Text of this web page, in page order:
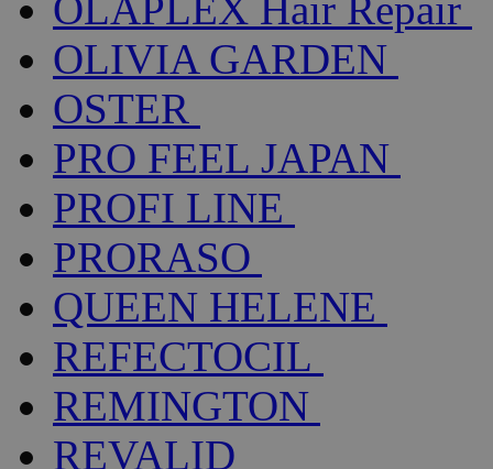
OLIVIA GARDEN
OSTER
PRO FEEL JAPAN
PROFI LINE
PRORASO
QUEEN HELENE
REFECTOCIL
REMINGTON
REVALID